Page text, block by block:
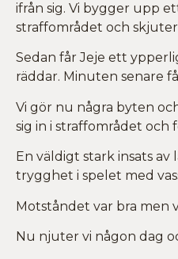
ifrån sig. Vi bygger upp
straffområdet och
Sedan får Jeje ett
räddar. Minuten senare
Vi gör nu några byten
sig in i straffområdet och
En väldigt stark insats
trygghet i spelet med
Motståndet var bra men
Nu njuter vi någon dag